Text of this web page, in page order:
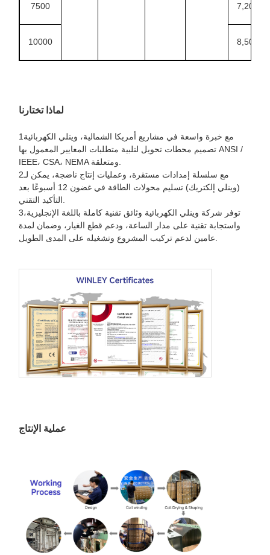
7500 7,200
10000 8,500
لماذا تختارنا
1مع خبرة واسعة في مشاريع أمريكا الشمالية، وينلي الكهربائية
تصميم محطات تحويل لتلبية متطلبات المعايير المعمول بها ANSI /
2مع سلسلة إمدادات مستقرة، وعمليات إنتاج ناضجة، يمكن لـ
(وينلي إلكتريك) تسليم محولات الطاقة في غضون 12 أسبوعًا بعد
3توفر شركة وينلي الكهربائية وثائق تقنية كاملة باللغة الإنجليزية،
واستجابة تقنية على مدار الساعة، ودعم قطع الغيار، وضمان لمدة
عملية الإنتاج